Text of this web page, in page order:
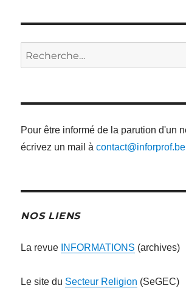
Recherche
pour
Pour être informé de la parution d'un
écrivez un mail àcontact@inforprof.be
NOS LIENS
La revue INFORMATIONS (archives)
Le site du Secteur Religion (SeGEC)